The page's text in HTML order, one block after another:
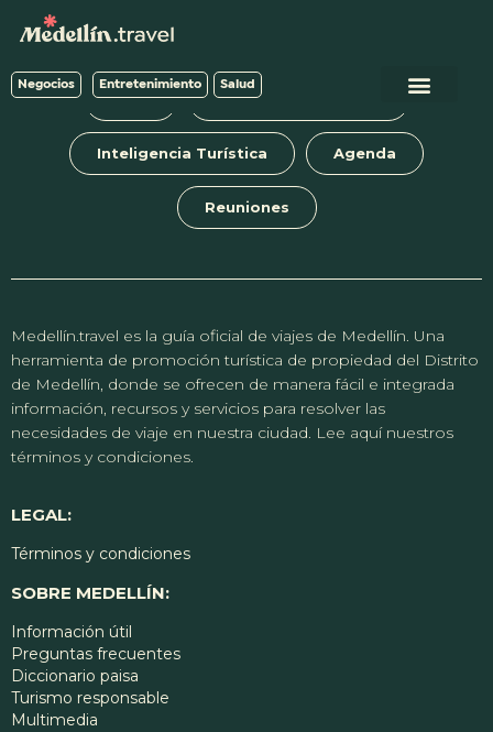
Negocios Entretenimiento Salud
Blog Tours y experiencias
Inteligencia Turística Agenda
Reuniones
Medellín.travel es la guía oficial de viajes de Medellín. Una
herramienta de promoción turística de propiedad del Distrito
de Medellín, donde se ofrecen de manera fácil e integrada
información, recursos y servicios para resolver las
necesidades de viaje en nuestra ciudad. Lee aquí nuestros
términos y condiciones.
LEGAL:
Términos y condiciones
SOBRE MEDELLÍN:
Información útil
Preguntas frecuentes
Diccionario paisa
Turismo responsable
Multimedia